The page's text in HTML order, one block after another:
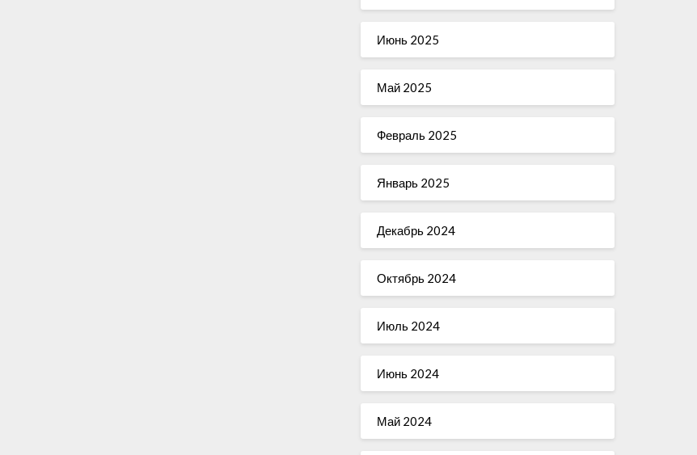
Июнь 2025
Май 2025
Февраль 2025
Январь 2025
Декабрь 2024
Октябрь 2024
Июль 2024
Июнь 2024
Май 2024